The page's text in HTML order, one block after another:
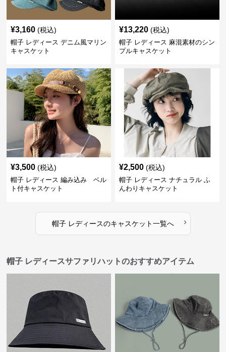
¥3,160 (税込)
帽子 レディース デニム風マリン
キャスケット
¥13,220 (税込)
帽子 レディース 麻混素材のシン
プルキャスケット
¥3,500 (税込)
帽子 レディース 編み込み ベル
ト付キャスケット
¥2,500 (税込)
帽子 レディース ナチュラル ふ
んわりキャスケット
帽子 レディースのキャスケット一覧へ ›
帽子 レディースサファリハットのおすすめアイテム